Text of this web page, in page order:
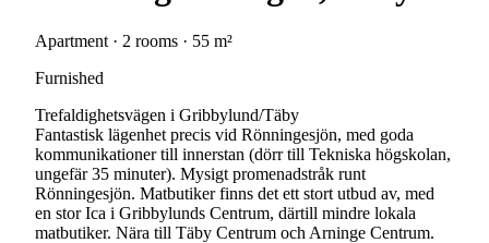
Apartment · 2 rooms · 55 m²
Furnished
Trefaldighetsvägen i Gribbylund/Täby
Fantastisk lägenhet precis vid Rönningesjön, med goda
kommunikationer till innerstan (dörr till Tekniska högskolan,
ungefär 35 minuter). Mysigt promenadstråk runt
Rönningesjön. Matbutiker finns det ett stort utbud av, med
en stor Ica i Gribbylunds Centrum, därtill mindre lokala
matbutiker. Nära till Täby Centrum och Arninge Centrum.